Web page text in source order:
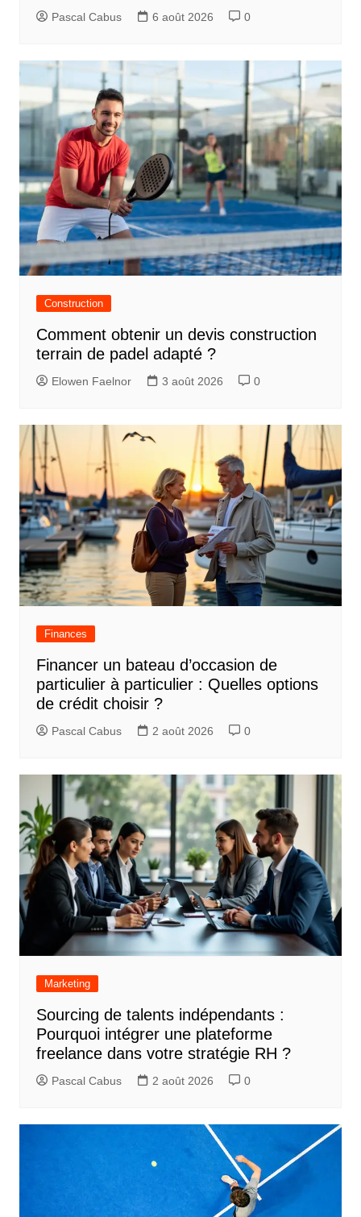
Pascal Cabus 6 août 2026 0
Construction
Comment obtenir un devis construction
terrain de padel adapté ?
Elowen Faelnor 3 août 2026 0
Finances
Financer un bateau d’occasion de
particulier à particulier : Quelles options
de crédit choisir ?
Pascal Cabus 2 août 2026 0
Marketing
Sourcing de talents indépendants :
Pourquoi intégrer une plateforme
freelance dans votre stratégie RH ?
Pascal Cabus 2 août 2026 0